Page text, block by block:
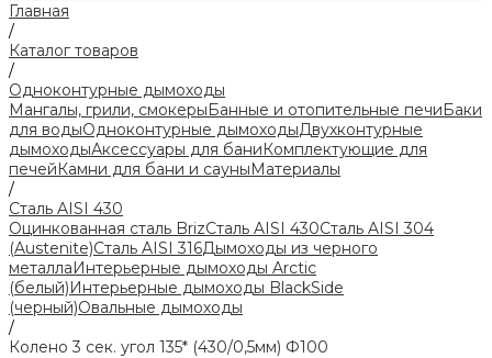
Главная
/
Каталог товаров
/
Одноконтурные дымоходы
Мангалы, грили, смокерыБанные и отопительные печиБаки
для водыОдноконтурные дымоходыДвухконтурные
дымоходыАксессуары для баниКомплектующие для
печейКамни для бани и сауныМатериалы
/
Сталь AISI 430
Оцинкованная сталь BrizСталь AISI 430Сталь AISI 304
(Austenite)Сталь AISI 316Дымоходы из черного
металлаИнтерьерные дымоходы Arctic
(белый)Интерьерные дымоходы BlackSide
(черный)Овальные дымоходы
/
Колено 3 сек. угол 135* (430/0,5мм) Ф100